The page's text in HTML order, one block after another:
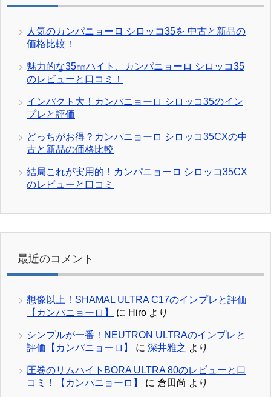
人気のカンパニョーロ シロッコ35を 中古と新品の
価格比較！
魅力的な35㎜ハイト、カンパニョーロ シロッコ35
のレビューと口コミ！
インパクト大！カンパニョーロ シロッコ35のイン
プレと評価
どっちがお得？カンパニョーロ シロッコ35CXの中
古と新品の価格比較
結局これが実用的！カンパニョーロ シロッコ35CX
のレビューと口コミ
最近のコメント
想像以上！SHAMAL ULTRA C17のインプレと評価
【カンパニョーロ】
に Hiro より
シンプルが一番！NEUTRON ULTRAのインプレと
評価【カンパニョーロ】
に 深井雅之 より
圧巻のリムハイトBORA ULTRA 80のレビューと口
コミ！【カンパニョーロ】
に 倉田尚 より